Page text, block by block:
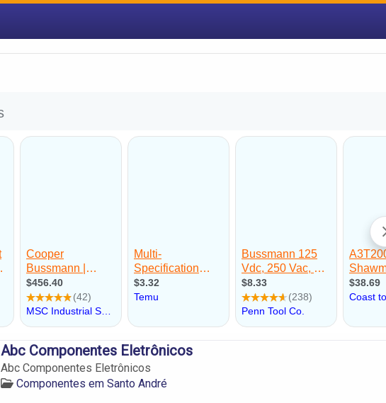
Abc Componentes Eletrônicos
Abc Componentes Eletrônicos
Componentes em Santo André